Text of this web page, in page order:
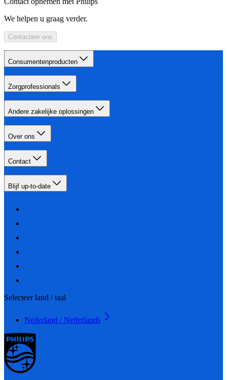
We helpen u graag verder.
Contacteer ons
Consumentenproducten
Zorgprofessionals
Andere zakelijke oplossingen
Over ons
Contact
Blijf up-to-date
Selecteer land / taal
Nederland / Nederlands